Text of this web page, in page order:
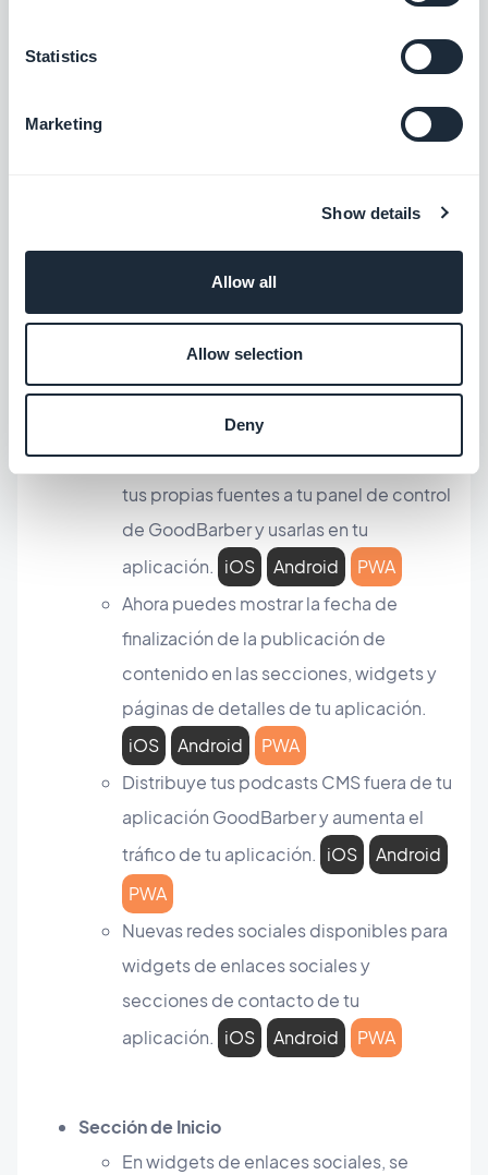
Statistics
Marketing
Show details
Allow all
Allow selection
Deny
detalles de los puntos de tu sección de
Descubre una nueva plantilla de sección
toque fresco a tu aplicación.
iOS
Descubre nuestra nueva plantilla
moderna de "Filtros" disponible para
todas tus categorías de contenido.
iOS
Android
PWA
Para una personalización de diseño aún
más avanzada, ahora puedes agregar
tus propias fuentes a tu panel de control
de GoodBarber y usarlas en tu
aplicación. iOS Android
PWA
Ahora puedes mostrar la fecha de
finalización de la publicación de
contenido en las secciones, widgets y
páginas de detalles de tu aplicación.
iOS
Android
PWA
Distribuye tus podcasts CMS fuera de tu
aplicación GoodBarber y aumenta el
tráfico de tu aplicación. iOS
Android
PWA
Nuevas redes sociales disponibles para
widgets de enlaces sociales y
secciones de contacto de tu
aplicación. iOS Android PWA
Sección de Inicio
En widgets de enlaces sociales, se